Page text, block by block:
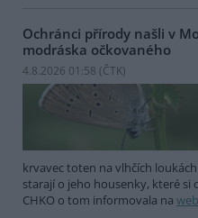
Ochránci přírody našli v
modráska očkovaného
4.8.2026 01:58 (ČTK)
krvavec toten na vlhčích
starají o jeho housenky, které si
CHKO o tom informovala na